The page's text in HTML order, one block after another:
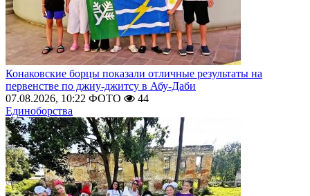
Конаковские борцы показали отличные результаты на
первенстве по джиу-джитсу в Абу-Даби
07.08.2026, 10:22 ФОТО
44
Единоборства